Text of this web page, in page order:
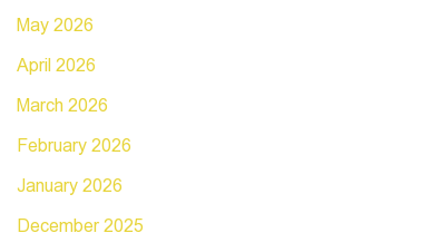
May 2026
April 2026
March 2026
February 2026
January 2026
December 2025